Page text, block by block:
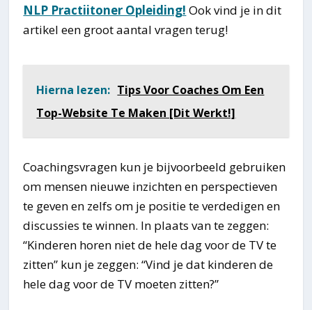
NLP Practiitoner Opleiding! Ook vind je in dit
artikel een groot aantal vragen terug!
Hierna lezen: Tips Voor Coaches Om Een
Top-Website Te Maken [Dit Werkt!]
Coachingsvragen kun je bijvoorbeeld gebruiken
om mensen nieuwe inzichten en perspectieven
te geven en zelfs om je positie te verdedigen en
discussies te winnen. In plaats van te zeggen:
“Kinderen horen niet de hele dag voor de TV te
zitten” kun je zeggen: “Vind je dat kinderen de
hele dag voor de TV moeten zitten?”